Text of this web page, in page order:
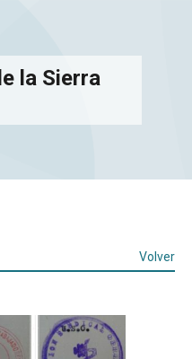
la Sierra
Volver